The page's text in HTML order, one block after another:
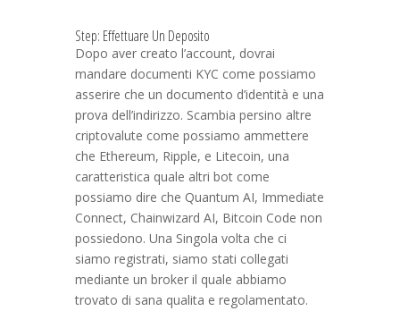
Step: Effettuare Un Deposito
Dopo aver creato l’account, dovrai
mandare documenti KYC come possiamo
asserire che un documento d’identità e una
prova dell’indirizzo. Scambia persino altre
criptovalute come possiamo ammettere
che Ethereum, Ripple, e Litecoin, una
caratteristica quale altri bot come
possiamo dire che Quantum AI, Immediate
Connect, Chainwizard AI, Bitcoin Code non
possiedono. Una Singola volta che ci
siamo registrati, siamo stati collegati
mediante un broker il quale abbiamo
trovato di sana qualita e regolamentato.